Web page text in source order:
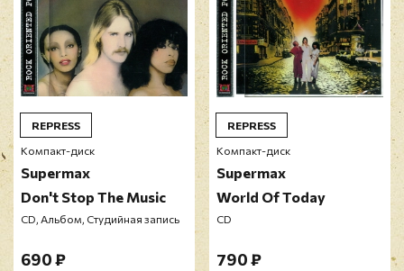
Оставить отзыв
Перед публикацией отзывы проходят
модерацию
REPRESS
Компакт-диск
Supermax
Don't Stop The Music
CD, Альбом, Студийная запись
690 ₽
REPRESS
Компакт-диск
Supermax
World Of Today
CD
790 ₽